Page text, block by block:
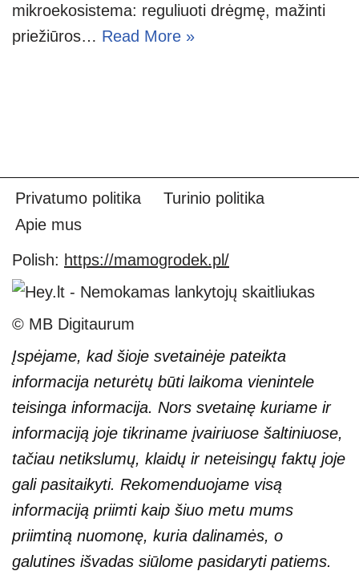
mikroekosistema: reguliuoti drėgmę, mažinti
priežiūros… Read More »
Privatumo politika
Turinio politika
Apie mus
Polish: https://mamogrodek.pl/
© MB Digitaurum
Įspėjame, kad šioje svetainėje pateikta
informacija neturėtų būti laikoma vienintele
teisinga informacija. Nors svetainę kuriame ir
informaciją joje tikriname įvairiuose šaltiniuose,
tačiau netikslumų, klaidų ir neteisingų faktų joje
gali pasitaikyti. Rekomenduojame visą
informaciją priimti kaip šiuo metu mums
priimtiną nuomonę, kuria dalinamės, o
galutines išvadas siūlome pasidaryti patiems.